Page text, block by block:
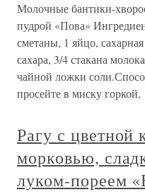
Молочные бантики-
пудрой «Пова»
сметаны, 1 яйцо,
сахара, 3/4 стакана
чайной ложки
просейте в миску горкой,
Рагу с цветной
морковью,
луком-пореем